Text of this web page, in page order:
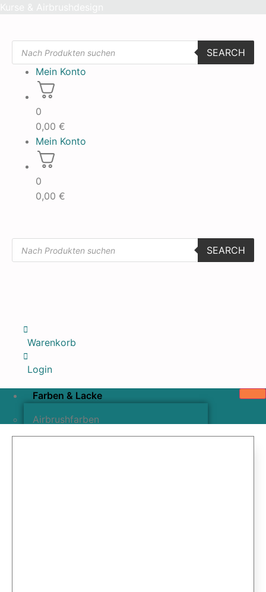
Products
search
SEARCH
Mein Konto
0
0,00 €
Mein Konto
0
0,00 €
Products
search
SEARCH
Warenkorb
Login
Farben & Lacke
Airbrushfarben
Pinselfarben & Farbsätze